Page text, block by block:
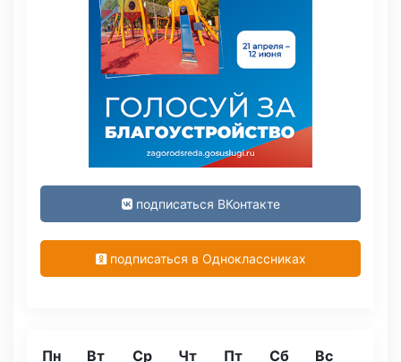
подписаться ВКонтакте
подписаться в Одноклассниках
Пн Вт Ср Чт Пт Сб Вс